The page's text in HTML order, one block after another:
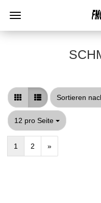
Sortieren
Sortieren
12 pro Seite
pro Seite
1 2 »